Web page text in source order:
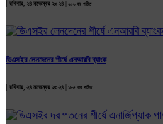
| রবিবার, ২৪ নভেম্বর ২০২৪ | ২০৬ বার পঠিত
ডিএসইর লেনদেনের শীর্ষে এনআরবি ব্যাংক
রবিবার, ২৪ নভেম্বর ২০২৪ | ১৮৫ বার পঠিত